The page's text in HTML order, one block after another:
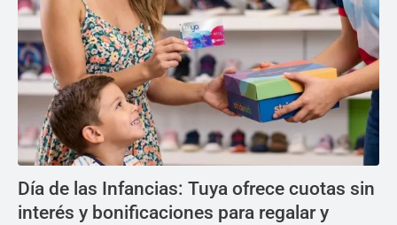
Día de las Infancias: Tuya ofrece cuotas sin
interés y bonificaciones para regalar y